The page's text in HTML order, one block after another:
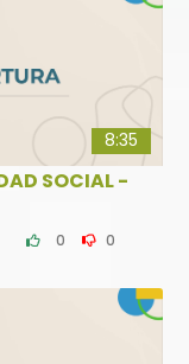
8:35
SOCIAL -
0 0